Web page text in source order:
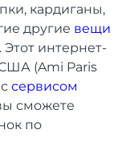
кардиганы,
другие вещи
интернет-
(Ami Paris
сервисом
сможете
по